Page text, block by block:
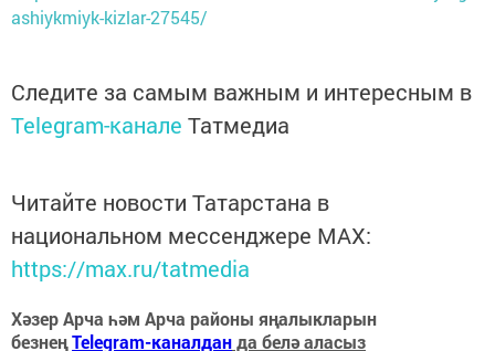
ashiykmiyk-kizlar-27545/
Следите за самым важным и интересным в
Telegram-канале Татмедиа
Читайте новости Татарстана в
национальном мессенджере MАХ:
https://max.ru/tatmedia
Хәзер Арча һәм Арча районы яңалыкларын
безнеңTelegram-каналданда белә аласыз